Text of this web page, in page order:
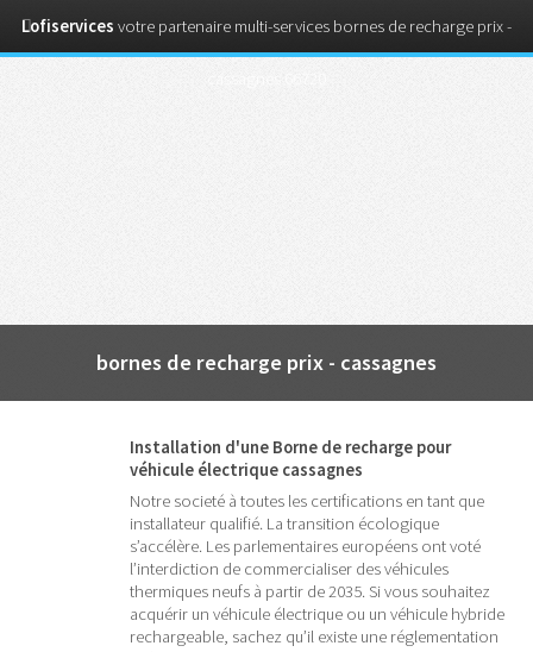
bornes de recharge prix - cassagnes
Installation d'une Borne de recharge pour
véhicule électrique cassagnes
Notre societé à toutes les certifications en tant que
installateur qualifié. La transition écologique
s’accélère. Les parlementaires européens ont voté
l’interdiction de commercialiser des véhicules
thermiques neufs à partir de 2035. Si vous souhaitez
acquérir un véhicule électrique ou un véhicule hybride
rechargeable, sachez qu’il existe une réglementation
Lofiservices votre partenaire multi-services bornes de recharge prix -